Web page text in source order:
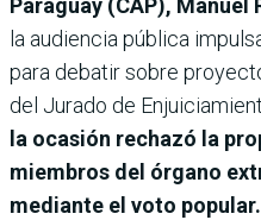
la audiencia pública
para debatir sobre
del Jurado de
la ocasión rechazó la
miembros del órgano
mediante el voto popular.